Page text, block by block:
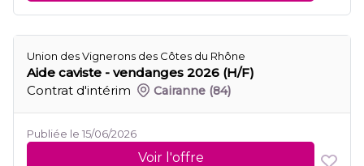
Union des Vignerons des Côtes du Rhône
Aide caviste - vendanges 2026 (H/F)
Contrat d'intérim
Cairanne (84)
Publiée le 15/06/2026
Voir l'offre